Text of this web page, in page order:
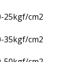
25kgf/cm2
35kgf/cm2